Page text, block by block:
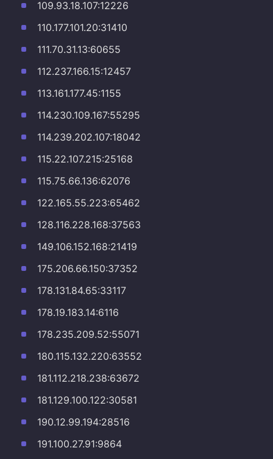
109.93.18.107:12226
110.177.101.20:31410
111.70.31.13:60655
112.237.166.15:12457
113.161.177.45:1155
114.230.109.167:55295
114.239.202.107:18042
115.22.107.215:25168
115.75.66.136:62076
122.165.55.223:65462
128.116.228.168:37563
149.106.152.168:21419
175.206.66.150:37352
178.131.84.65:33117
178.19.183.14:6116
178.235.209.52:55071
180.115.132.220:63552
181.112.218.238:63672
181.129.100.122:30581
190.12.99.194:28516
191.100.27.91:9864